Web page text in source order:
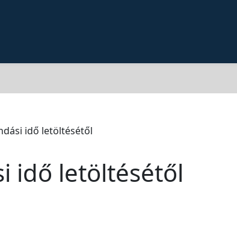
idő letöltésétől
idő letöltésétől